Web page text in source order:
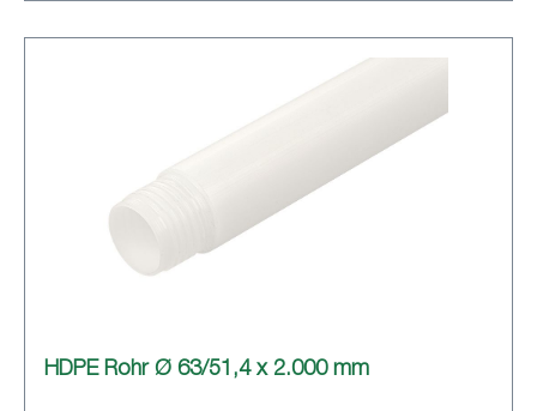
HDPE Rohr Ø 63/51,4 x 2.000 mm